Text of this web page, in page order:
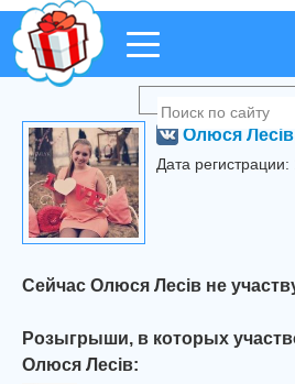
Олюся Лесів
Дата
Сейчас Олюся Лесів не
Розыгрыши, в которых
Олюся Лесів: